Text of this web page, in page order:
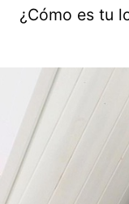
¿Cómo es tu